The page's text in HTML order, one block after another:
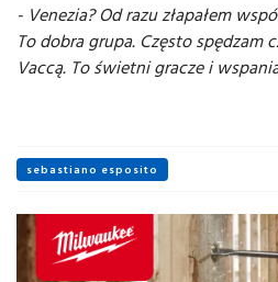
- Venezia? Od razu złapałem
To dobra grupa. Często spędzam
Vaccą. To świetni gracze i
sebastiano esposito